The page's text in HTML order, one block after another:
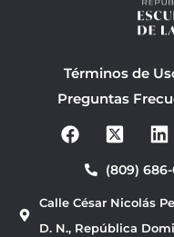
Términos de
Preguntas
F
a
b
o
o
(809)
Calle César Nicolás
D. N., República